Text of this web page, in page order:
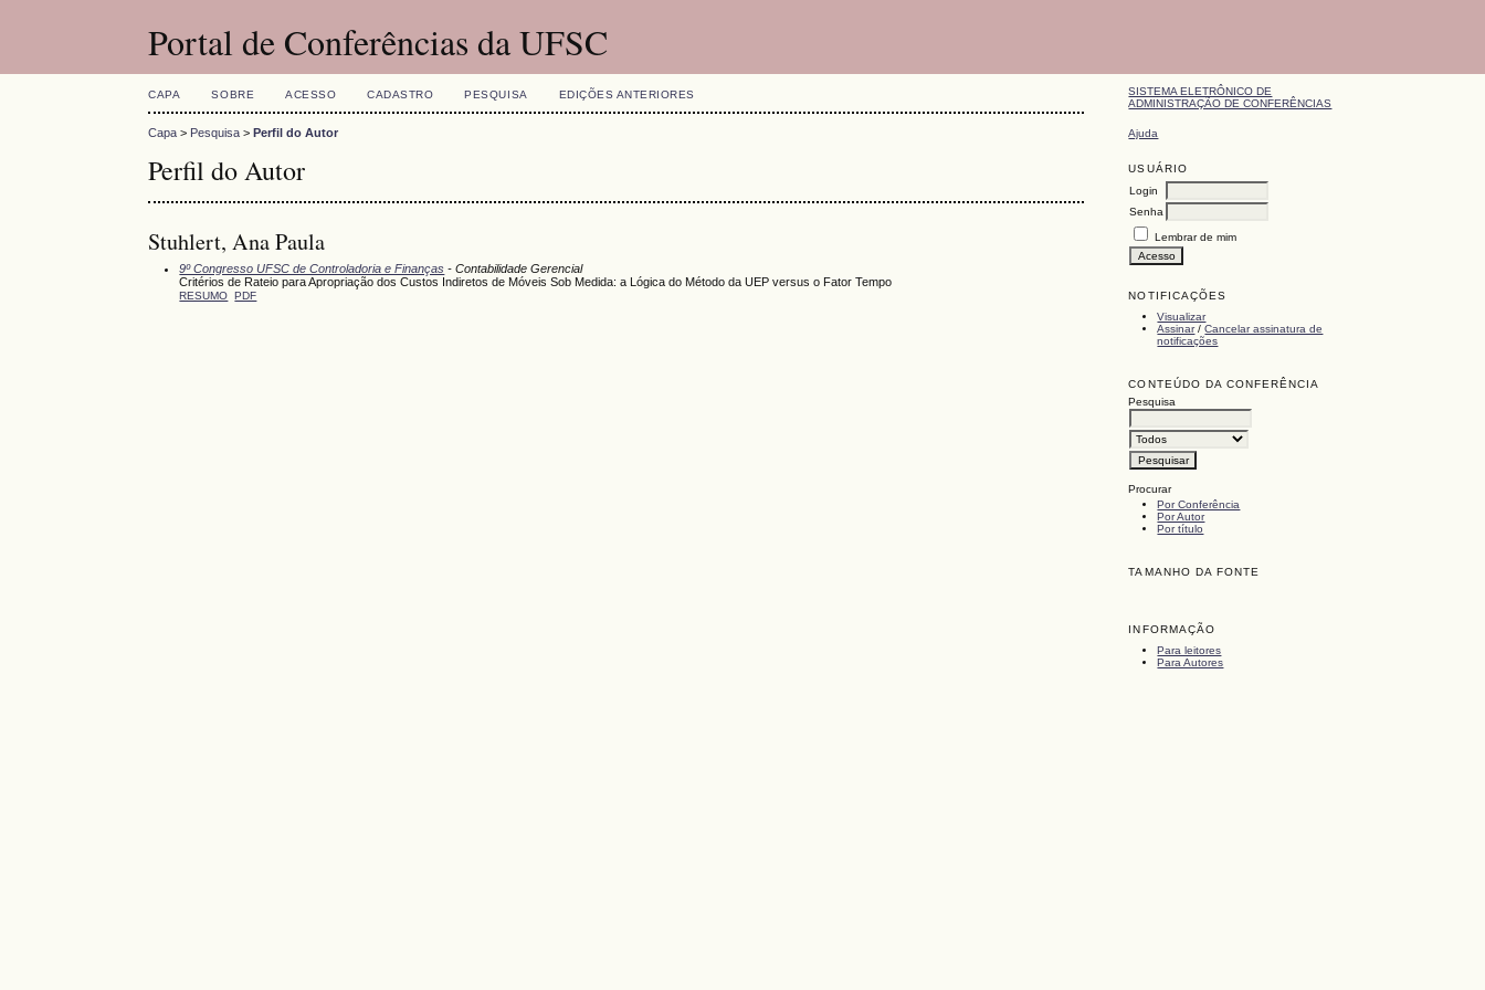
Portal de Conferências da UFSC
SISTEMA ELETRÔNICO DE
ADMINISTRAÇÃO DE CONFERÊNCIAS
Ajuda
USUÁRIO
Login
Senha
Lembrar de mim
NOTIFICAÇÕES
Visualizar
Assinar/Cancelar assinatura de
notificações
CONTEÚDO DA CONFERÊNCIA
Pesquisa
Procurar
Por Conferência
Por Autor
Por título
TAMANHO DA FONTE
INFORMAÇÃO
Para leitores
Para Autores
CAPA SOBRE ACESSO CADASTRO PESQUISA EDIÇÕES ANTERIORES
Capa > Pesquisa >Perfil do Autor
Perfil do Autor
Stuhlert, Ana Paula
9º Congresso UFSC de Controladoria e Finanças - Contabilidade Gerencial
Critérios de Rateio para Apropriação dos Custos Indiretos de Móveis Sob Medida: a Lógica do Método da UEP versus o Fator Tempo
RESUMO PDF